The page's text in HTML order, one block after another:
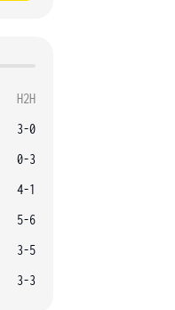
H2H
3-0
0-3
4-1
5-6
3-5
3-3